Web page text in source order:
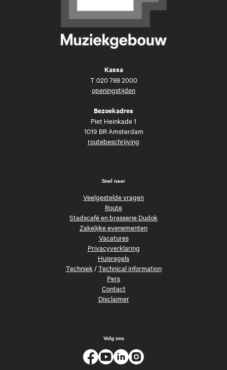
Kassa
T 020 788 2000
openingstijden
Bezoekadres
Piet Heinkade 1
1019 BR Amsterdam
routebeschrijving
Snel naar
Veelgestelde vragen
Route
Stadscafé en brasserie Dudok
Zakelijke evenementen
Vacatures
Privacyverklaring
Huisregels
Techniek/Technical information
Pers
Contact
Disclaimer
Volg ons